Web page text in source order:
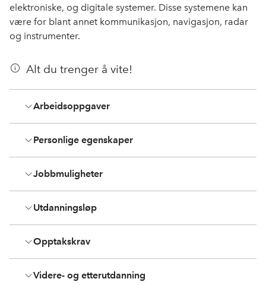
elektroniske, og digitale systemer. Disse systemene kan
være for blant annet kommunikasjon, navigasjon, radar
og instrumenter.
Alt du trenger å vite!
Arbeidsoppgaver
Personlige egenskaper
Jobbmuligheter
Utdanningsløp
Opptakskrav
Videre- og etterutdanning